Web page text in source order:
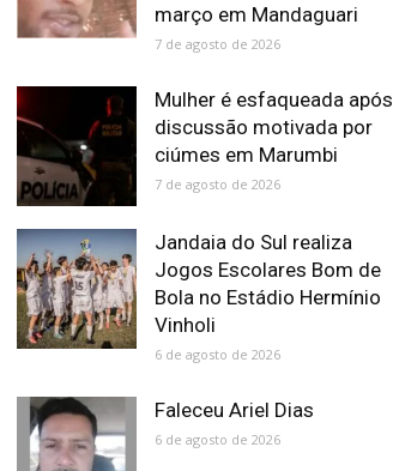
março em Mandaguari
7 de agosto de 2026
Mulher é esfaqueada após
discussão motivada por
ciúmes em Marumbi
7 de agosto de 2026
Jandaia do Sul realiza
Jogos Escolares Bom de
Bola no Estádio Hermínio
Vinholi
6 de agosto de 2026
Faleceu Ariel Dias
6 de agosto de 2026